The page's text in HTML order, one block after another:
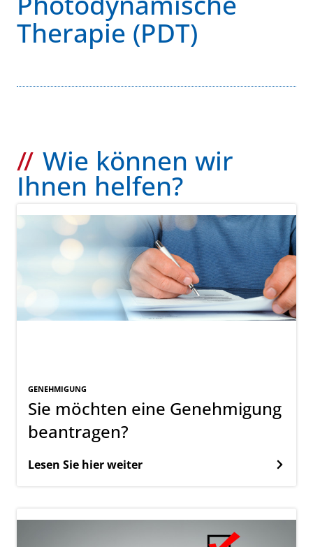
Therapie (PDT)
Wie können wir
Ihnen helfen?
GENEHMIGUNG
Sie möchten eine Genehmigung
beantragen?
Lesen Sie hier weiter